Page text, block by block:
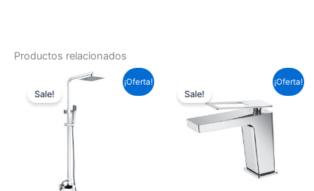
Productos relacionados
¡Oferta!
Sale!
El
era:
286,77 €.
precio
¡Oferta!
Sale!
original
era:
99,22 €.
precio
es:
73,45 €.